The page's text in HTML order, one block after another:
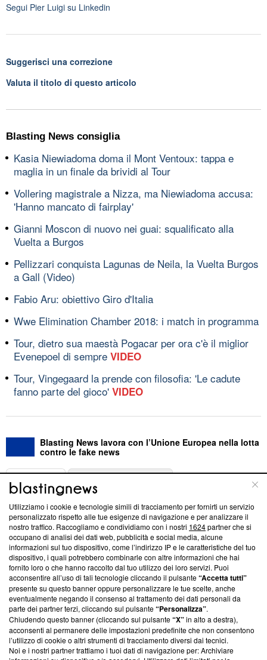
Segui Pier Luigi su Linkedin
Suggerisci una correzione
Valuta il titolo di questo articolo
Blasting News consiglia
Kasia Niewiadoma doma il Mont Ventoux: tappa e
maglia in un finale da brividi al Tour
Vollering magistrale a Nizza, ma Niewiadoma accusa:
'Hanno mancato di fairplay'
Gianni Moscon di nuovo nei guai: squalificato alla
Vuelta a Burgos
Pellizzari conquista Lagunas de Neila, la Vuelta Burgos
a Gall (Video)
Fabio Aru: obiettivo Giro d'Italia
Wwe Elimination Chamber 2018: i match in programma
Tour, dietro sua maestà Pogacar per ora c'è il miglior
Evenepoel di sempre VIDEO
Tour, Vingegaard la prende con filosofia: 'Le cadute
fanno parte del gioco' VIDEO
Blasting News lavora con l’Unione Europea nella lotta
contro le fake news
ABOUT
Questa sezione offre informazioni trasparenti su Blasting
News, sui nostri processi editoriali e su come ci impegniamo a
creare news di qualità. Inoltre, afferma la nostra aderenza a
‘Trust Project - News with Integrity’Blasting News non è
ancora membro del programma, ma ha richiesto di farne
parte; Trust Project non ha ancora effettuato una verifica di
conformità agli standard.
Su di noi
Team editoriale
Corporate
Utilizziamo i cookie e tecnologie simili di tracciamento per fornirti un servizio
personalizzato rispetto alle tue esigenze di navigazione e per analizzare il
nostro traffico. Raccogliamo e condividiamo con i nostri 1624partner che si
occupano di analisi dei dati web, pubblicità e social media, alcune
informazioni sul tuo dispositivo, come l’indirizzo IP e le caratteristiche del tuo
dispositivo, i quali potrebbero combinarle con altre informazioni che hai
fornito loro o che hanno raccolto dal tuo utilizzo dei loro servizi. Puoi
acconsentire all’uso di tali tecnologie cliccando il pulsante“Accetta tutti”
presente su questo banner oppure personalizzare le tue scelte, anche
eventualmente negando il consenso al trattamento dei dati personali da
parte dei partner terzi, cliccando sul pulsante“Personalizza”.
Chiudendo questo banner (cliccando sul pulsante“X”in alto a destra),
acconsenti al permanere delle impostazioni predefinite che non consentono
l’utilizzo di cookie o altri strumenti di tracciamento diversi dai tecnici.
Noi e i nostri partner trattiamo i tuoi dati di navigazione per: Archiviare